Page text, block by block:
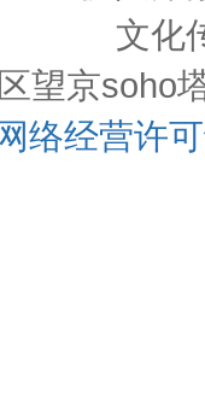
文化
望京soho
络经营许